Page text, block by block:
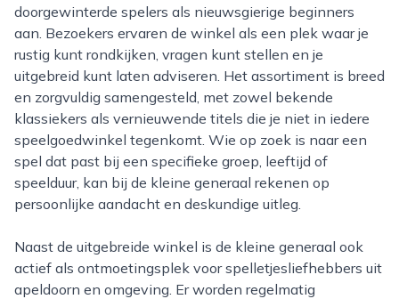
doorgewinterde spelers als nieuwsgierige beginners
aan. Bezoekers ervaren de winkel als een plek waar je
rustig kunt rondkijken, vragen kunt stellen en je
uitgebreid kunt laten adviseren. Het assortiment is breed
en zorgvuldig samengesteld, met zowel bekende
klassiekers als vernieuwende titels die je niet in iedere
speelgoedwinkel tegenkomt. Wie op zoek is naar een
spel dat past bij een specifieke groep, leeftijd of
speelduur, kan bij de kleine generaal rekenen op
persoonlijke aandacht en deskundige uitleg.
Naast de uitgebreide winkel is de kleine generaal ook
actief als ontmoetingsplek voor spelletjesliefhebbers uit
apeldoorn en omgeving. Er worden regelmatig